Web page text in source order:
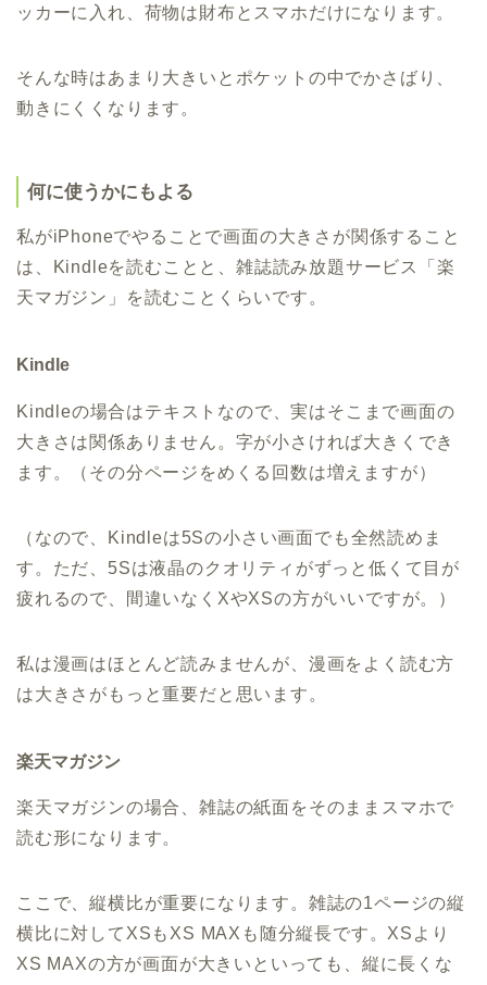
ッカーに入れ、荷物は財布とスマホだけになります。
そんな時はあまり大きいとポケットの中でかさばり、
動きにくくなります。
何に使うかにもよる
私がiPhoneでやることで画面の大きさが関係すること
は、Kindleを読むことと、雑誌読み放題サービス「楽
天マガジン」を読むことくらいです。
Kindle
Kindleの場合はテキストなので、実はそこまで画面の
大きさは関係ありません。字が小さければ大きくでき
ます。（その分ページをめくる回数は増えますが）
（なので、Kindleは5Sの小さい画面でも全然読めま
す。ただ、5Sは液晶のクオリティがずっと低くて目が
疲れるので、間違いなくXやXSの方がいいですが。）
私は漫画はほとんど読みませんが、漫画をよく読む方
は大きさがもっと重要だと思います。
楽天マガジン
楽天マガジンの場合、雑誌の紙面をそのままスマホで
読む形になります。
ここで、縦横比が重要になります。雑誌の1ページの縦
横比に対してXSもXS MAXも随分縦長です。XSより
XS MAXの方が画面が大きいといっても、縦に長くな